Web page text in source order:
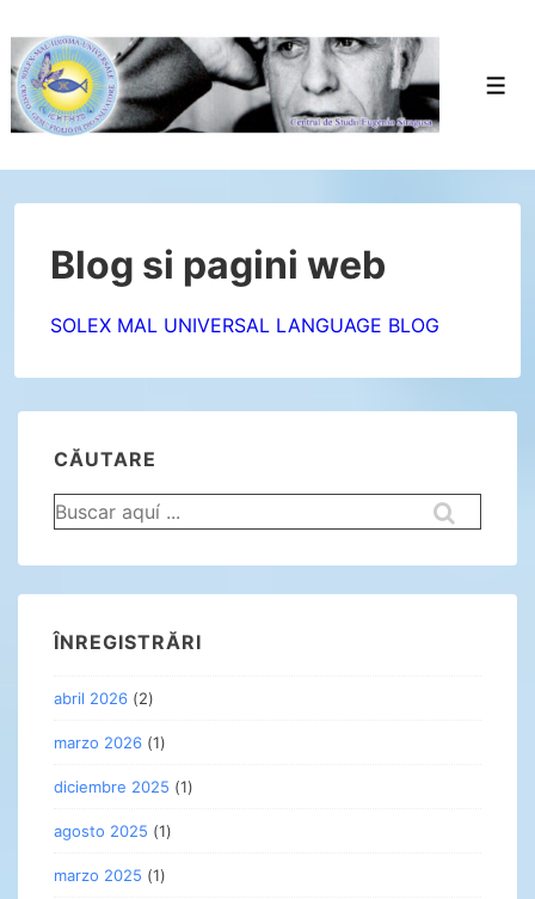
Saltar
al
contenido
Blog si pagini web
SOLEX MAL UNIVERSAL LANGUAGE BLOG
CĂUTARE
Buscar
por:
ÎNREGISTRĂRI
abril 2026 (2)
marzo 2026 (1)
diciembre 2025 (1)
agosto 2025 (1)
marzo 2025 (1)